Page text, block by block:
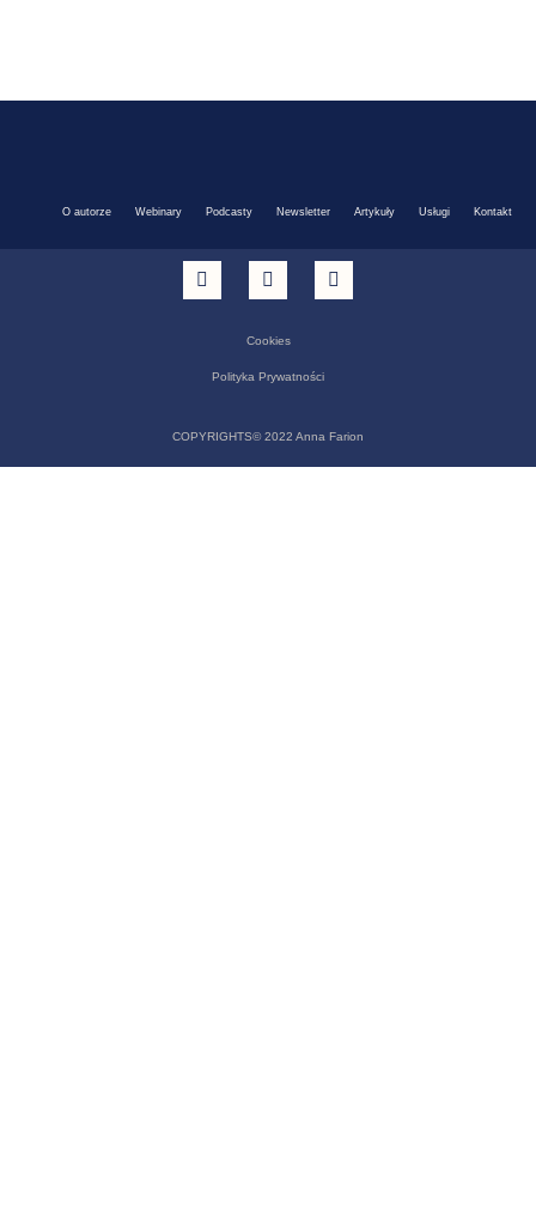
O autorze Webinary Podcasty Newsletter Artykuły Usługi Kontakt
COPYRIGHTS© 2022 Anna Farion
Polityka Prywatności
Cookies